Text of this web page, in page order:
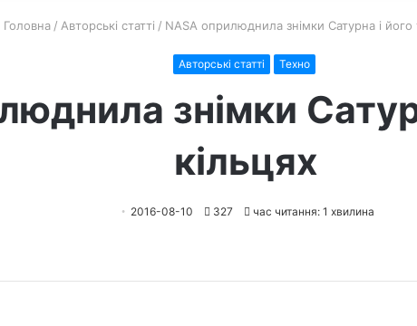
Головна / Авторські статті / NASA оприлюднила знімки Сатурна і його
Авторські статті Техно
знімки
кільцях
2016-08-10 327 час читання: 1 хвилина